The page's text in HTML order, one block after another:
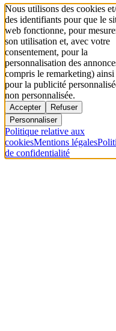
Nous utilisons des cookies
des identifiants pour que le
web fonctionne, pour
son utilisation et, avec votre
consentement, pour la
personnalisation des
compris le remarketing) ainsi
pour la publicité
non personnalisée.
Accepter
Refuser
Personnaliser
Politique relative aux
cookiesMentions légales
de confidentialité